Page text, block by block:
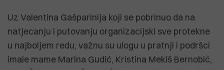
Uz Valentina Gašparinija koji se pobrinuo da na
natjecanju i putovanju organizacijski sve protekne
u najboljem redu, važnu su ulogu u pratnji i podršci
imale mame Marina Gudić, Kristina Mekiš Bernobić,